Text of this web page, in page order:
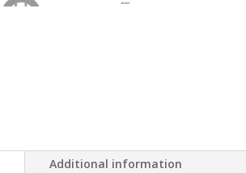
Additional information